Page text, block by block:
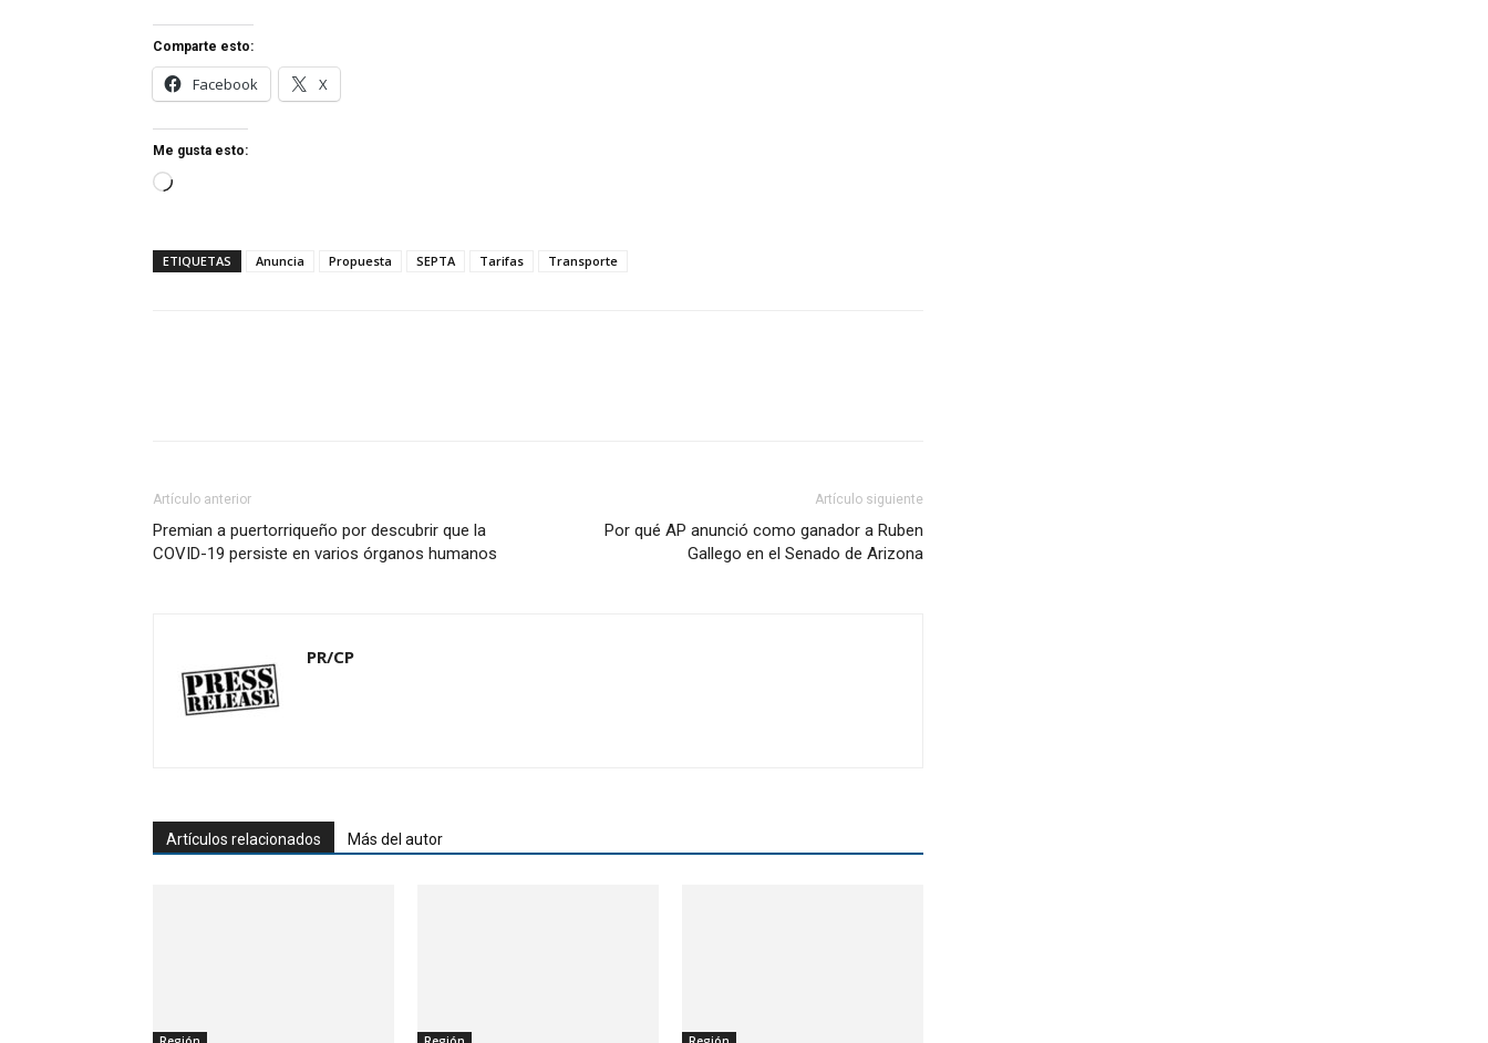
Comparte esto:
Facebook X
Me gusta esto:
Cargando...
ETIQUETAS Anuncia Propuesta SEPTA Tarifas Transporte
Artículo anterior
Premian a puertorriqueño por descubrir que la
COVID-19 persiste en varios órganos humanos
Artículo siguiente
Por qué AP anunció como ganador a Ruben
Gallego en el Senado de Arizona
PR/CP
Artículos relacionados Más del autor